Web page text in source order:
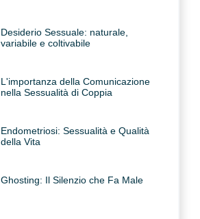
Desiderio Sessuale: naturale,
variabile e coltivabile
L'importanza della Comunicazione
nella Sessualità di Coppia
Endometriosi: Sessualità e Qualità
della Vita
Ghosting: Il Silenzio che Fa Male